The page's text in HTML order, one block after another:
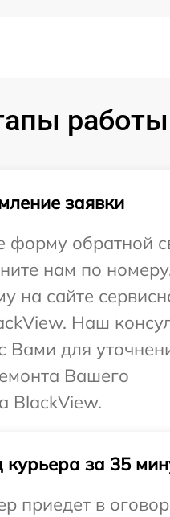
работы
заявки
форму обратной
нам по
на сайте
Наш
Вами для
Вашего
BlackView.
курьера за 35
приедет в